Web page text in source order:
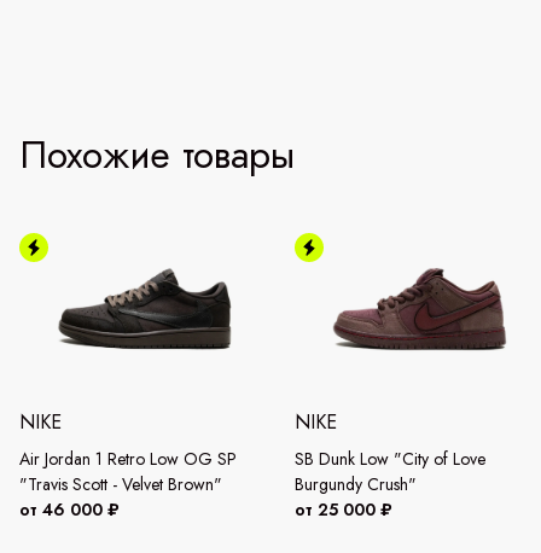
Похожие товары
NIKE
Air Jordan 1 Retro Low OG SP
"Travis Scott - Velvet Brown"
от 46 000 ₽
NIKE
SB Dunk Low "City of Love
Burgundy Crush"
от 25 000 ₽